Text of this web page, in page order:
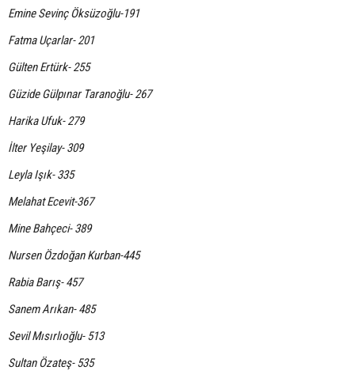
Emine Sevinç Öksüzoğlu-191
Fatma Uçarlar- 201
Gülten Ertürk- 255
Güzide Gülpınar Taranoğlu- 267
Harika Ufuk- 279
İlter Yeşilay- 309
Leyla Işık- 335
Melahat Ecevit-367
Mine Bahçeci- 389
Nursen Özdoğan Kurban-445
Rabia Barış- 457
Sanem Arıkan- 485
Sevil Mısırlıoğlu- 513
Sultan Özateş- 535